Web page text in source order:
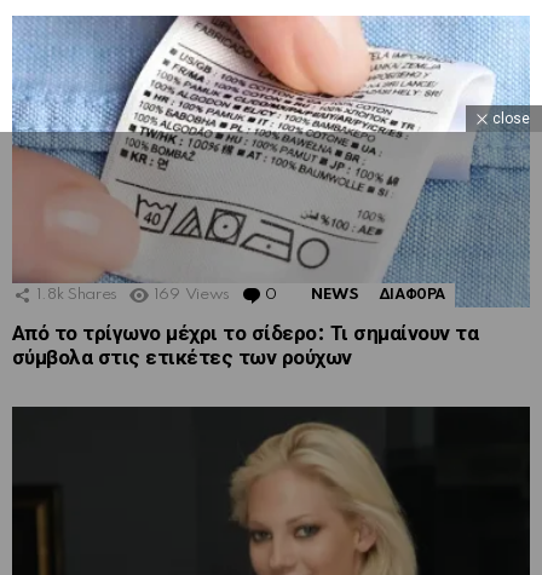
1.8k Shares 169 Views 0 Comments
NEWS ΔΙΑΦΟΡΑ
Από το τρίγωνο μέχρι το σίδερο: Τι σημαίνουν τα
σύμβολα στις ετικέτες των ρούχων
close